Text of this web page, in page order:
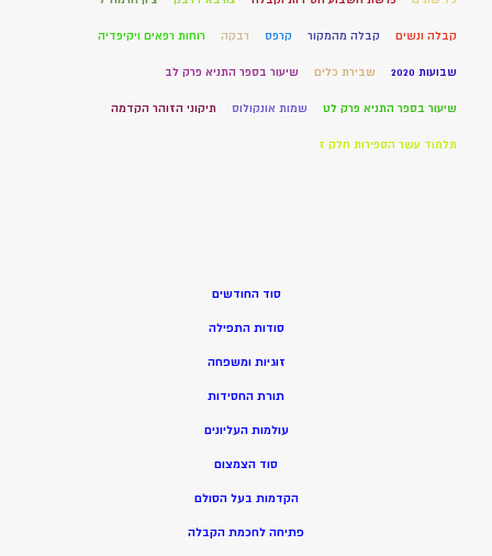
קבלה ונשים קבלה מהמקור קרפס רבקה רוחות רפאים ויקיפדיה
שבועות 2020 שבירת כלים שיעור בספר התניא פרק לב
שיעור בספר התניא פרק לט שמות אונקולוס תיקוני הזוהר הקדמה
תלמוד עשר הספירות חלק ז
סוד החודשים
סודות התפילה
זוגיות ומשפחה
תורת החסידות
עולמות העליונים
סוד הצמצום
הקדמות בעל הסולם
פתיחה לחכמת הקבלה